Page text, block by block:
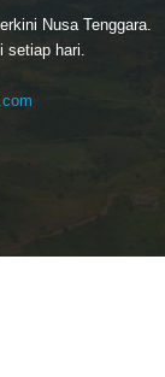
Nusa Tenggara.
setiap hari.